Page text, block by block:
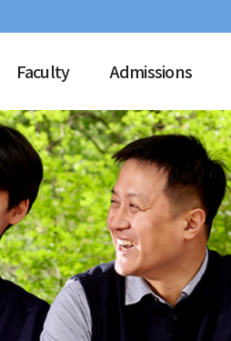
Faculty Admissions